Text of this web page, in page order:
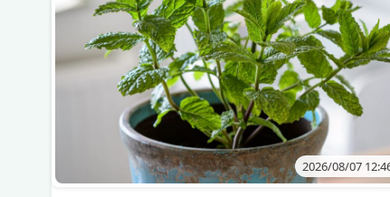
2026/08/07